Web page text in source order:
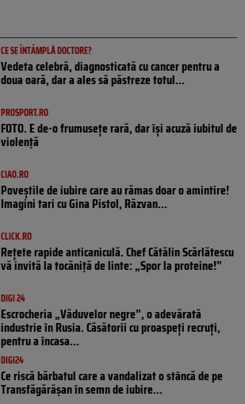
CE SE ÎNTÂMPLĂ DOCTORE?
Vedeta celebră, diagnosticată cu cancer pentru a
doua oară, dar a ales să păstreze totul...
PROSPORT.RO
FOTO. E de-o frumusețe rară, dar își acuză iubitul de
violență
CIAO.RO
Poveştile de iubire care au rămas doar o amintire!
Imagini tari cu Gina Pistol, Răzvan...
CLICK.RO
Rețete rapide anticaniculă. Chef Cătălin Scărlătescu
vă invită la tocăniță de linte: „Spor la proteine!”
DIGI 24
Escrocheria „Văduvelor negre”, o adevărată
industrie în Rusia. Căsătorii cu proaspeți recruți,
pentru a încasa...
DIGI24
Ce riscă bărbatul care a vandalizat o stâncă de pe
Transfăgărășan în semn de iubire...